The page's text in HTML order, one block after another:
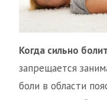
Когда сильно
запрещается
боли в области